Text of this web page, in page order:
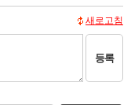
새로고침
등록